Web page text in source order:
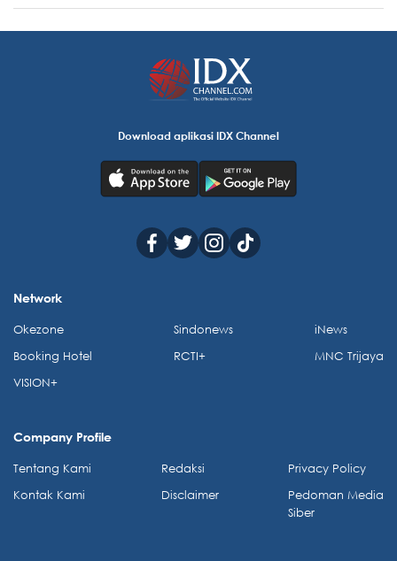
Download aplikasi IDX Channel
Network
Okezone
Booking Hotel
VISION+
Sindonews
RCTI+
iNews
MNC Trijaya
Company Profile
Tentang Kami
Kontak Kami
Redaksi
Disclaimer
Privacy Policy
Pedoman Media
Siber